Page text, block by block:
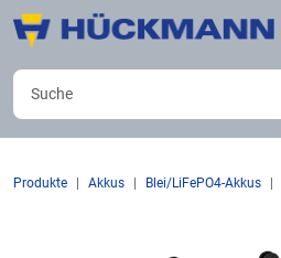
Produkte Akkus Blei/LiFePO4-Akkus